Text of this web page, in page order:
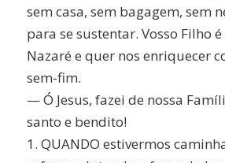
sem casa, sem bagagem, sem
para se sustentar. Vosso Filho
Nazaré e quer nos enriquecer
sem-fim.
— Ó Jesus, fazei de nossa
santo e bendito!
1. QUANDO estivermos